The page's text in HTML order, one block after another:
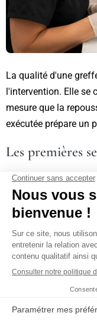
La qualité d'une
l'intervention. Elle se
mesure que la
exécutée prépare un
Les premières
Une greffe au stylet
incisions très fines.
au fil des premiers
chaque patient et de
traumatismes du
plus régulière.
Un effluvium
survenir. Les